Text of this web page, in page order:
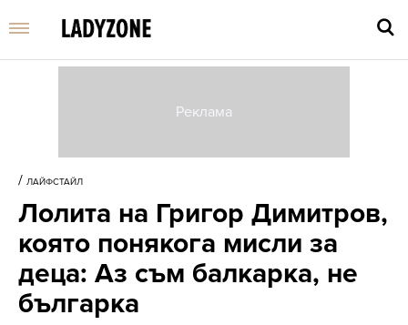
и
/ ЛАЙФСТАЙЛ
Лолита на Григор Димитров,
която понякога мисли за
деца: Аз съм балкарка, не
българка